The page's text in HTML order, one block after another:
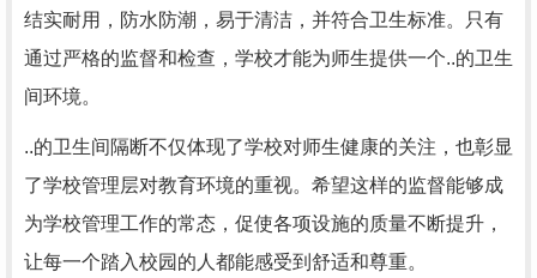
结实耐用，防水防潮，易于清洁，并符合卫生标准。只有
通过严格的监督和检查，学校才能为师生提供一个..的卫生
间环境。
..的卫生间隔断不仅体现了学校对师生健康的关注，也彰显
了学校管理层对教育环境的重视。希望这样的监督能够成
为学校管理工作的常态，促使各项设施的质量不断提升，
让每一个踏入校园的人都能感受到舒适和尊重。